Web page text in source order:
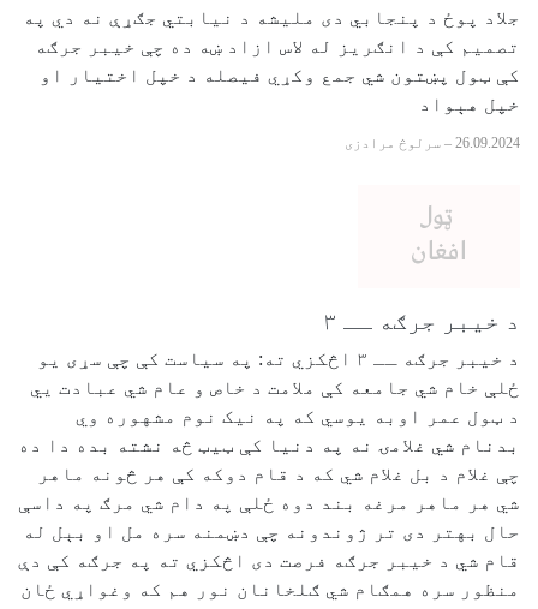
جلاد پوځ د پنجابي دی ملیشه د نیابتي جګړې نه دي په
تصمیم کې د انګریز له لاس ازاد ښه ده چې خیبر جرګه
کې ټول پښتون شي جمع وکړي فیصله د خپل اختیار او
خپل هېواد
26.09.2024
– سرلوڅ مرادزی
د خیبر جرګه ــ ۳
د خیبر جرګه ــ ۳ اڅکزي ته: په سیاست کې چې سړی یو
ځلې خام شي جامعه کې ملامت د خاص و عام شي عبادت يي
د ټول عمر اوبه یوسي که په نیک نوم مشهوره وي
بدنام شي غلامۍ نه په دنیا کې ټيټ څه نشته بده دا ده
چې غلام د بل غلام شي که د قام دوکه کې هر څونه ماهر
شي هر ماهر مرغه بند دوه ځلې په دام شي مرګ په داسې
حال بهتر دی تر ژوندونه چې دښمنه سره مل او بېل له
قام شي د خیبر جرګه فرصت دی اڅکزي ته په جرګه کې دې
منظور سره همګام شي ګلخانان نور هم که وغواړي ځان